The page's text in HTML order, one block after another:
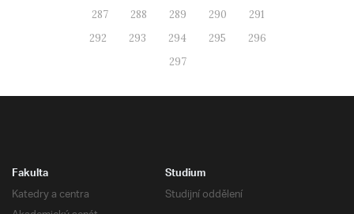
287
288 289 290
291
292
293 294 295
296
297
Fakulta
Katedry a centra
Studium
Studijní oddělení